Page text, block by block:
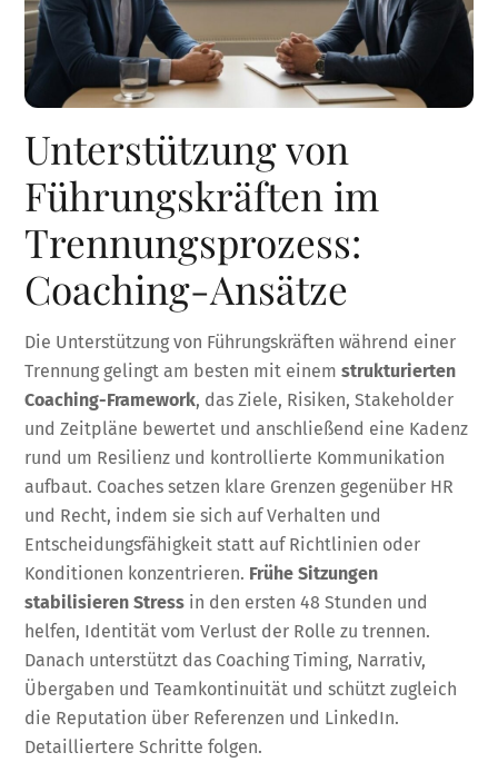
Unterstützung von
Führungskräften im
Trennungsprozess:
Coaching-Ansätze
Die Unterstützung von Führungskräften während einer
Trennung gelingt am besten mit einemstrukturierten
Coaching-Framework, das Ziele, Risiken, Stakeholder
und Zeitpläne bewertet und anschließend eine Kadenz
rund um Resilienz und kontrollierte Kommunikation
aufbaut. Coaches setzen klare Grenzen gegenüber HR
und Recht, indem sie sich auf Verhalten und
Entscheidungsfähigkeit statt auf Richtlinien oder
Konditionen konzentrieren. Frühe Sitzungen
stabilisieren Stress in den ersten 48 Stunden und
helfen, Identität vom Verlust der Rolle zu trennen.
Danach unterstützt das Coaching Timing, Narrativ,
Übergaben und Teamkontinuität und schützt zugleich
die Reputation über Referenzen und LinkedIn.
Detailliertere Schritte folgen.